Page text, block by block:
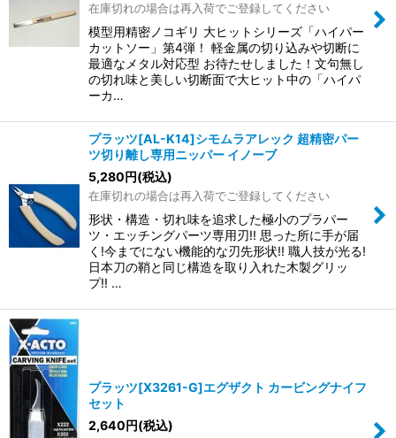
在庫切れの場合は再入荷でご登録してください
模型用精密ノコギリ 大ヒットシリーズ「ハイパー
カットソー」第4弾！ 軽金属の切り込みや切断に
最適なメタル対応型 お待たせしました！文句無し
の切れ味と美しい切断面で大ヒット中の「ハイパ
ーカ…
プラッツ[AL-K14]シモムラアレック 超精密パー
ツ切り離し専用ニッパー イノーブ
5,280円(税込)
在庫切れの場合は再入荷でご登録してください
形状・構造・切れ味を追求した極小のプラパー
ツ・エッチングパーツ専用刃!! 思った所に手が届
く!今までにない機能的な刃先形状!! 職人技が光る!
日本刀の鞘と同じ構造を取り入れた木製グリッ
プ!! …
プラッツ[X3261-G]エグザクト カービングナイフ
セット
2,640円(税込)